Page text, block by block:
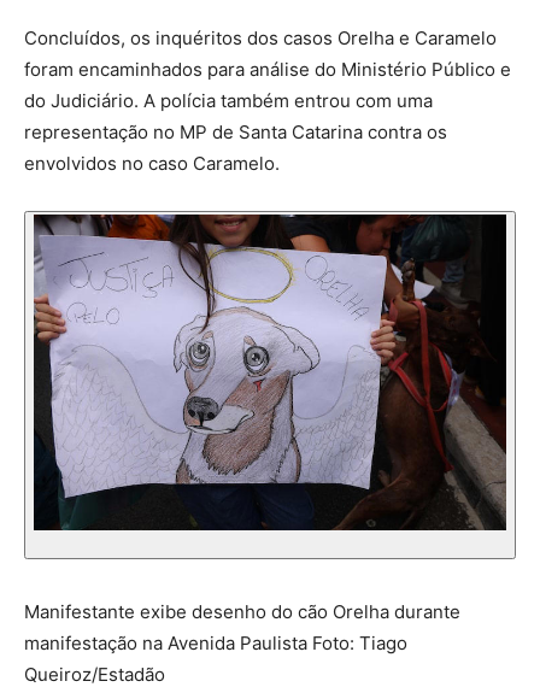
Concluídos, os inquéritos dos casos Orelha e Caramelo
foram encaminhados para análise do Ministério Público e
do Judiciário. A polícia também entrou com uma
representação no MP de Santa Catarina contra os
envolvidos no caso Caramelo.
Manifestante exibe desenho do cão Orelha durante
manifestação na Avenida Paulista Foto: Tiago
Queiroz/Estadão